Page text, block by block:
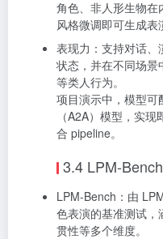
角色、非人形生物在
风格微调即可生成表
表现力：支持对话
状态，并在不同场
等类人行为。
项目演示中，模型
（A2A）模型，实
合 pipeline。
3.4 LPM-
LPM-Bench：由
色表演的基准测试
贯性等多个维度。